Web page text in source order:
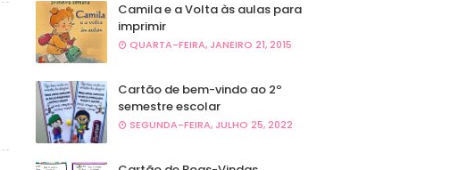
Camila e a Volta às aulas para
imprimir
QUARTA-FEIRA, JANEIRO 21, 2015
Cartão de bem-vindo ao 2º
semestre escolar
SEGUNDA-FEIRA, JULHO 25, 2022